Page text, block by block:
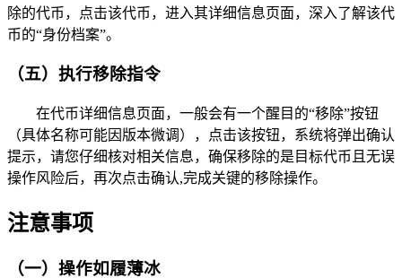
除的代币，点击该代币，进入其详细信息页面，深入了解该代
币的“身份档案”。
（五）执行移除指令
在代币详细信息页面，一般会有一个醒目的“移除”按钮
（具体名称可能因版本微调），点击该按钮，系统将弹出确认
提示，请您仔细核对相关信息，确保移除的是目标代币且无误
操作风险后，再次点击确认,完成关键的移除操作。
注意事项
（一）操作如履薄冰